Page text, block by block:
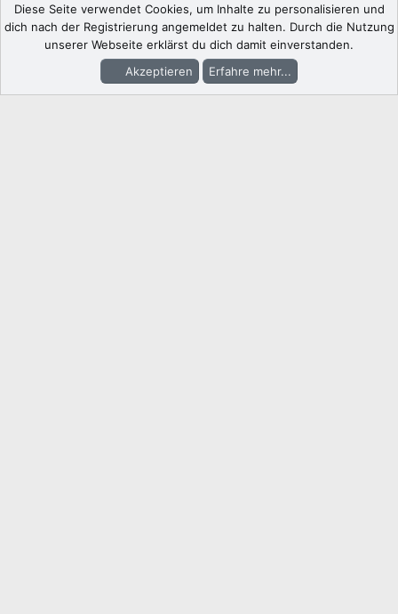
Diese Seite verwendet Cookies, um Inhalte zu personalisieren und
dich nach der Registrierung angemeldet zu halten. Durch die Nutzung
unserer Webseite erklärst du dich damit einverstanden.
Akzeptieren
Erfahre mehr...